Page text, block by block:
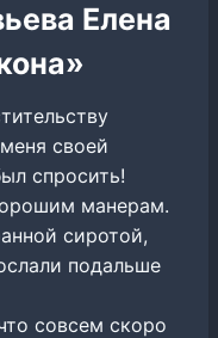
Елена
своей
спросить!
манерам.
сиротой,
подальше
совсем скоро